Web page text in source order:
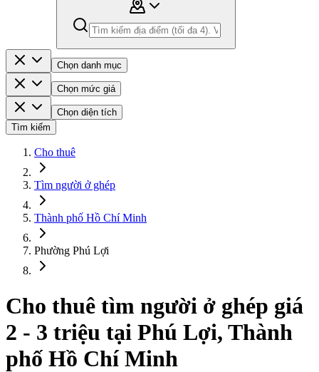
Chọn danh mục
Chọn mức giá
Chọn diện tích
Tìm kiếm
Cho thuê
Tìm người ở ghép
Thành phố Hồ Chí Minh
Phường Phú Lợi
Cho thuê tìm người ở ghép giá
2 - 3 triệu tại Phú Lợi, Thành
phố Hồ Chí Minh